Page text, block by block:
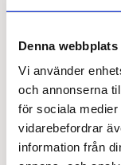
Denna
Vi använder
och annonserna
för sociala
vidarebefordrar
information från
i
Välkommen till